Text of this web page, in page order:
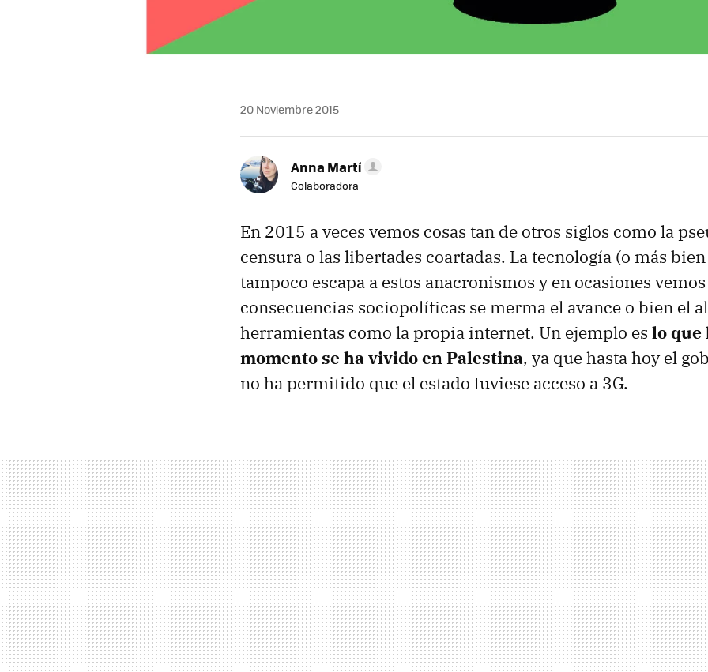
20 Noviembre 2015
Anna Martí
Colaboradora
En 2015 a veces vemos cosas tan de otros siglos como la
censura o las libertades coartadas. La tecnología (o más
tampoco escapa a estos anacronismos y en ocasiones
consecuencias sociopolíticas se merma el avance o bien el
herramientas como la propia internet. Un ejemplo es lo que
momento se ha vivido en Palestina, ya que hasta hoy el
no ha permitido que el estado tuviese acceso a 3G.